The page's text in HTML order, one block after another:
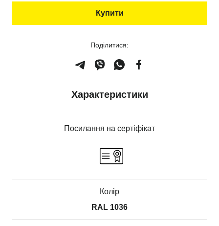
Купити
Поділитися:
Характеристики
Посилання на сертіфікат
Колір
RAL 1036